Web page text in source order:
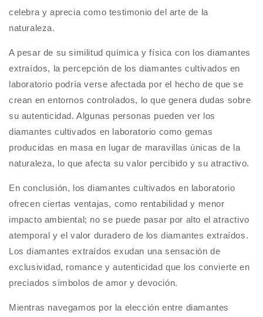
celebra y aprecia como testimonio del arte de la
naturaleza.
A pesar de su similitud química y física con los diamantes
extraídos, la percepción de los diamantes cultivados en
laboratorio podría verse afectada por el hecho de que se
crean en entornos controlados, lo que genera dudas sobre
su autenticidad. Algunas personas pueden ver los
diamantes cultivados en laboratorio como gemas
producidas en masa en lugar de maravillas únicas de la
naturaleza, lo que afecta su valor percibido y su atractivo.
En conclusión, los diamantes cultivados en laboratorio
ofrecen ciertas ventajas, como rentabilidad y menor
impacto ambiental; no se puede pasar por alto el atractivo
atemporal y el valor duradero de los diamantes extraídos.
Los diamantes extraídos exudan una sensación de
exclusividad, romance y autenticidad que los convierte en
preciados símbolos de amor y devoción.
Mientras navegamos por la elección entre diamantes